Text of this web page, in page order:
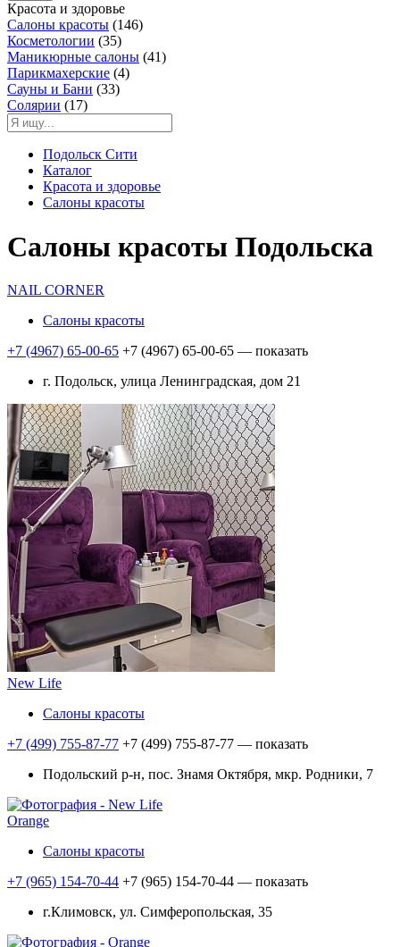
Красота и здоровье
Салоны красоты (146)
Косметологии (35)
Маникюрные салоны (41)
Парикмахерские (4)
Сауны и Бани (33)
Солярии (17)
Подольск Сити
Каталог
Красота и здоровье
Салоны красоты
Салоны красоты Подольска
NAIL CORNER
Салоны красоты
+7 (4967) 65-00-65 +7 (4967) 65-00-65 — показать
г. Подольск, улица Ленинградская, дом 21
New Life
Салоны красоты
+7 (499) 755-87-77 +7 (499) 755-87-77 — показать
Подольский р-н, пос. Знамя Октября, мкр. Родники, 7
Orange
Салоны красоты
+7 (965) 154-70-44 +7 (965) 154-70-44 — показать
г.Климовск, ул. Симферопольская, 35